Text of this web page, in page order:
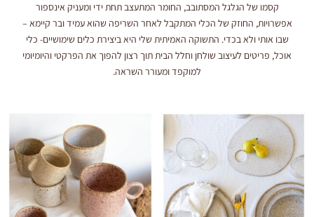
קסמו של הגלגל המסתובב, החומר המתעצב תחת ידי ומעניק אינספור
אפשרויות, החוזק של הכלי המתקבל לאחר השריפה שהוא עמיד ובר קיימא –
שבו אותי ולא בכדי. התשוקה האמיתית שלי היא ביצירת כלים שימושיים- כלי
אוכל, פריטים לעיצוב שולחן וחלל הבית תוך רצון להפוך את הפרקטי והיומיומי
למוקפד ומעורר השראה.